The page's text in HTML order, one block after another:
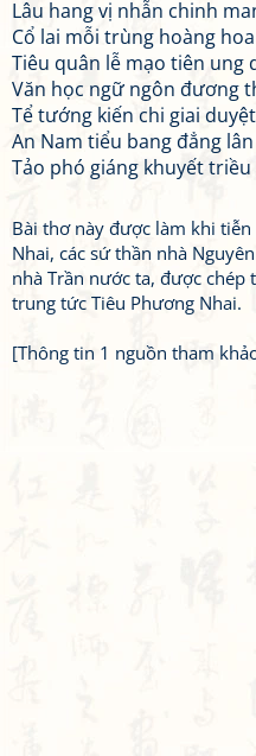
Lâu hang vị nhẫn chinh
Cổ lai mỗi trùng hoàng
Tiêu quân lễ mạo tiên ung
Văn học ngữ ngôn đương
Tể tướng kiến chi giai
An Nam tiểu bang đẳng
Tảo phó giáng khuyết triều
Bài thơ này được làm khi tiễn
Nhai, các sứ thần nhà
nhà Trần nước ta, được chép
trung tức Tiêu Phương Nhai.
[Thông tin 1 nguồn tham